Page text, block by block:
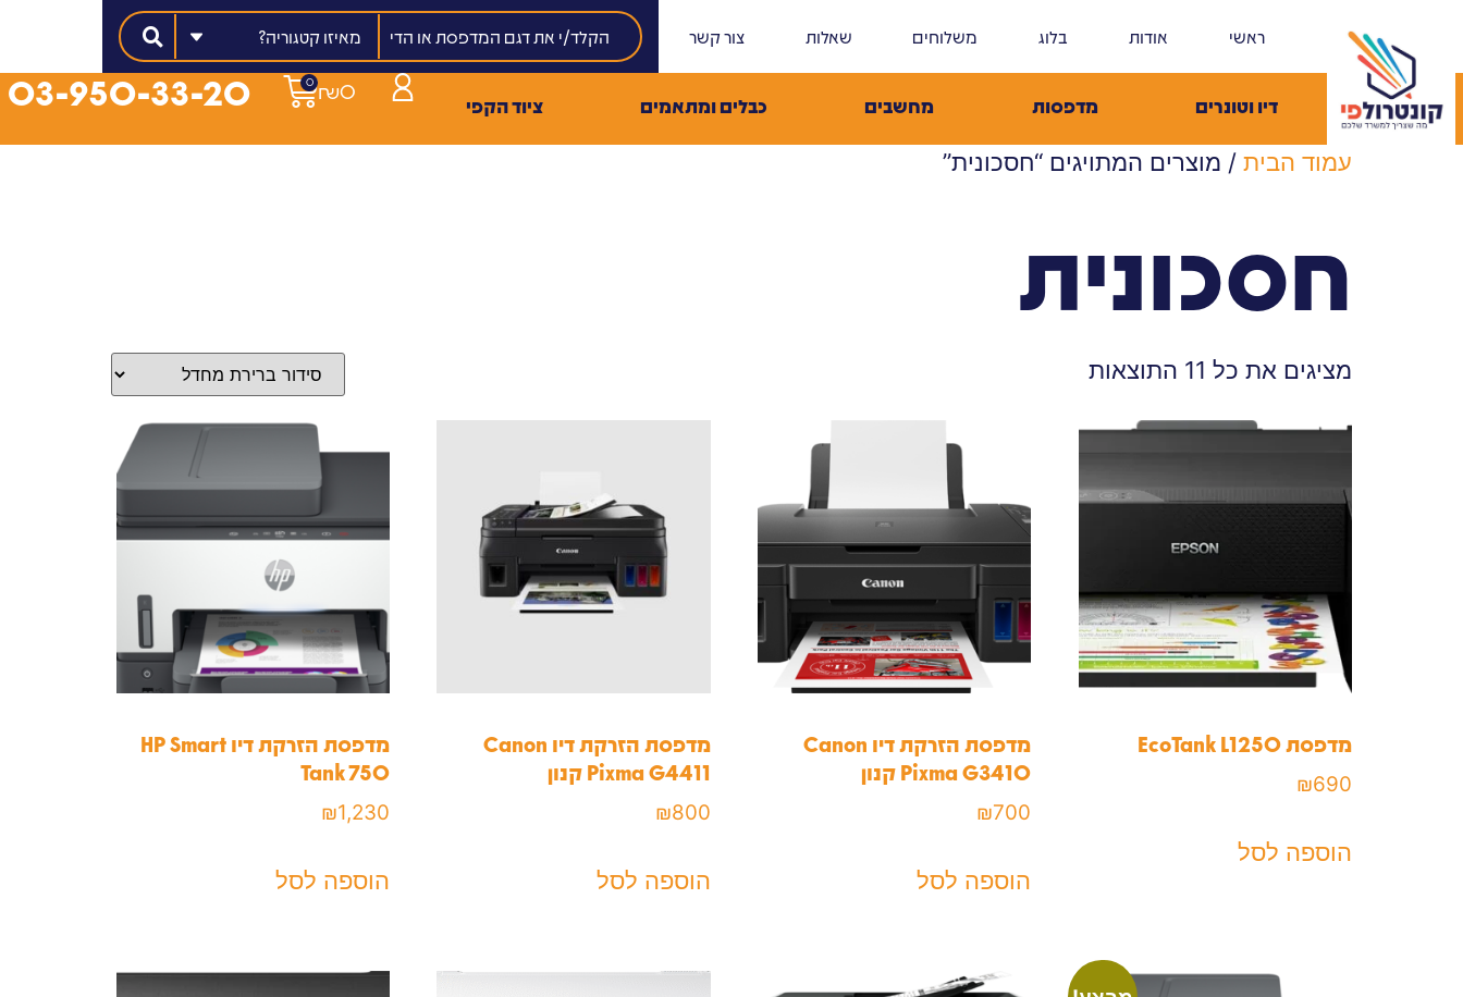
ראשי אודות בלוג משלוחים שאלות צור קשר מאיזו קטגוריה?
דיו וטונרים מדפסות מחשבים כבלים ומתאמים ציוד הקפי
₪0
0
03-950-33-20
עמוד הבית / מוצרים המתויגים “חסכונית”
חסכונית
מציגים את כל ⁦11⁩ התוצאות
מדפסת EcoTank L1250
₪690
הוספה לסל
מדפסת ‏הזרקת דיו Canon
Pixma G3410 קנון
₪700
הוספה לסל
מדפסת ‏הזרקת דיו Canon
Pixma G4411 קנון
₪800
הוספה לסל
מדפסת ‏הזרקת דיו HP Smart
Tank 750
₪1,230
הוספה לסל